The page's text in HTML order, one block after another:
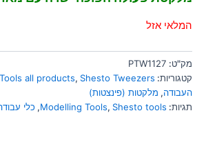
את
האפשרויות
המלאי אזל
מק"ט: PTW1127
קטגוריות:
all products, Shesto Tweezers
העבודה, מלקטות (פינצטות)
תגיות:
Modelling Tools, Shesto tools
, כלי